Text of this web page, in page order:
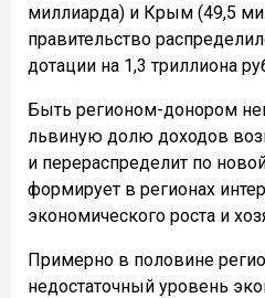
миллиарда) и Крым (49,5
правительство
дотации на 1,3 триллиона
Быть регионом-донором
львиную долю доходов
и перераспределит по
формирует в регионах
экономического роста и
Примерно в половине
недостаточный уровень